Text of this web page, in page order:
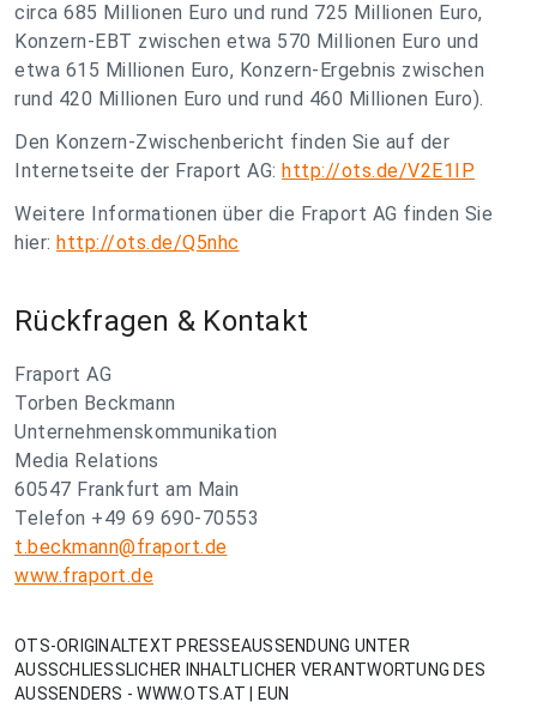
circa 685 Millionen Euro und rund 725 Millionen Euro,
Konzern-EBT zwischen etwa 570 Millionen Euro und
etwa 615 Millionen Euro, Konzern-Ergebnis zwischen
rund 420 Millionen Euro und rund 460 Millionen Euro).
Den Konzern-Zwischenbericht finden Sie auf der
Internetseite der Fraport AG: http://ots.de/V2E1IP
Weitere Informationen über die Fraport AG finden Sie
hier: http://ots.de/Q5nhc
Rückfragen & Kontakt
Fraport AG
Torben Beckmann
Unternehmenskommunikation
Media Relations
60547 Frankfurt am Main
Telefon +49 69 690-70553
t.beckmann@fraport.de
www.fraport.de
OTS-ORIGINALTEXT PRESSEAUSSENDUNG UNTER
AUSSCHLIESSLICHER INHALTLICHER VERANTWORTUNG DES
AUSSENDERS - WWW.OTS.AT | EUN